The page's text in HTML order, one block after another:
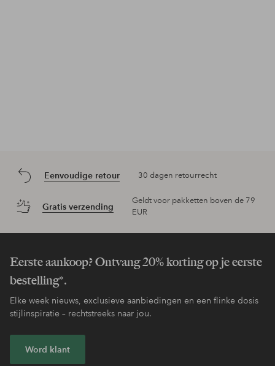
Eenvoudige retour 30 dagen retourrecht
Gratis verzending
Geldt voor pakketten boven de 79
EUR
Eerste aankoop? Ontvang 20% korting op je eerste
bestelling*.
Elke week nieuws, exclusieve aanbiedingen en een flinke dosis
stijlinspiratie – rechtstreeks naar jou.
Word klant